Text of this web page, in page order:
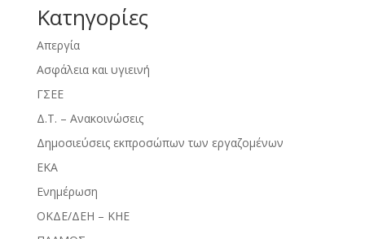
Kατηγορίες
Απεργία
Ασφάλεια και υγιεινή
ΓΣΕΕ
Δ.Τ. – Ανακοινώσεις
Δημοσιεύσεις εκπροσώπων των εργαζομένων
ΕΚΑ
Ενημέρωση
ΟΚΔΕ/ΔΕΗ – ΚΗΕ